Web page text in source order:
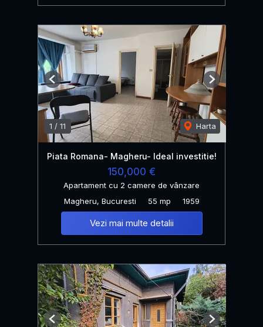
1 / 11 Harta
Previous Next
Piata Romana- Magheru- Ideal investitie!
150,000 €
Apartament cu 2 camere de vânzare
Magheru, Bucuresti
55 mp 1959
Vezi mai multe detalii
Previous Next